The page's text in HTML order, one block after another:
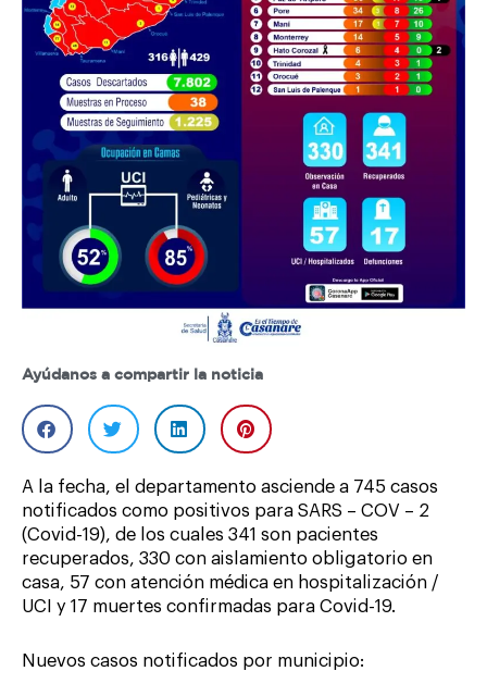
Ayúdanos a compartir la noticia
A la fecha, el departamento asciende a 745 casos
notificados como positivos para SARS – COV – 2
(Covid-19), de los cuales 341 son pacientes
recuperados, 330 con aislamiento obligatorio en
casa, 57 con atención médica en hospitalización /
UCI y 17 muertes confirmadas para Covid-19.
Nuevos casos notificados por municipio: